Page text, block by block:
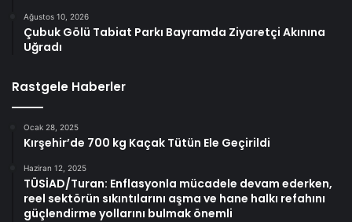
Ağustos 10, 2026
Çubuk Gölü Tabiat Parkı Bayramda Ziyaretçi Akınına
Uğradı
Rastgele Haberler
Ocak 28, 2025
Kırşehir’de 700 kg Kaçak Tütün Ele Geçirildi
Haziran 12, 2025
TÜSİAD/Turan: Enflasyonla mücadele devam ederken,
reel sektörün sıkıntılarını aşma ve hane halkı refahını
güçlendirme yollarını bulmak önemli